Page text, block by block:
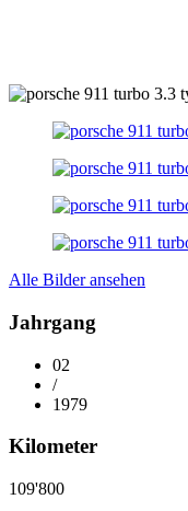
Alle Bilder ansehen
Jahrgang
02
/
1979
Kilometer
109'800